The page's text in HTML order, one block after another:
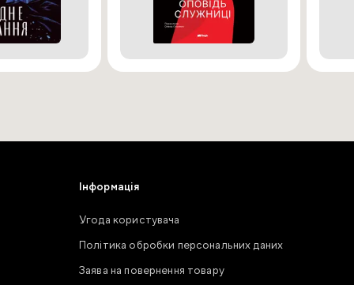
Інформація
Угода користувача
Політика обробки персональних даних
Заява на повернення товару